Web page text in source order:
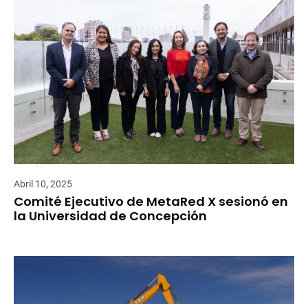
Abril 10, 2025
Comité Ejecutivo de MetaRed X sesionó en
la Universidad de Concepción